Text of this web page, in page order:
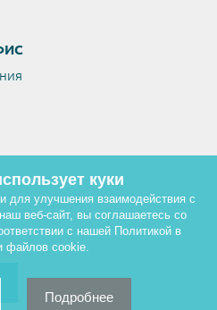
куки
для улучшения взаимодействия с
веб-сайт, вы соглашаетесь со
с нашей Политикой в
файлов cookie.
Подробнее